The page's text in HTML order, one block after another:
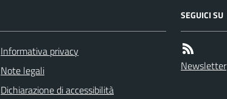
Informativa privacy
Note legali
Dichiarazione di accessibilità
SEGUICI SU
Newsletter